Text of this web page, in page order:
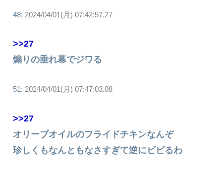
48: 2024/04/01(月) 07:42:57.27
>>27
煽りの垂れ幕でジワる
51: 2024/04/01(月) 07:47:03.08
>>27
オリーブオイルのフライドチキンなんぞ
珍しくもなんともなさすぎて逆にビビるわ